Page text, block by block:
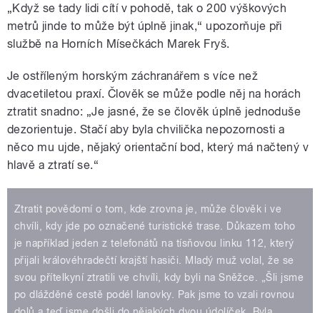
„Když se tady lidi cítí v pohodě, tak o 200 výškových
metrů jinde to může být úplně jinak,“ upozorňuje při
službě na Horních Mísečkách Marek Fryš.
Je ostříleným horským záchranářems více než
dvacetiletou praxí. Člověk se může podle něj na horách
ztratit snadno: „Je jasné, že se člověk úplně jednoduše
dezorientuje. Stačí aby byla chvilička nepozornosti a
něco mu ujde, nějaký orientační bod, který má načtený v
hlavě a ztratí se.“
Ztratit povědomí o tom, kde zrovna je, může člověk i ve
chvíli, kdy jde po označené turistické trase. Důkazem toho
je například jeden z telefonátů na tísňovou linku 112, který
přijali královéhradečtí krajští hasiči. Mladý muž volal, že se
svou přítelkyní ztratili ve chvíli, kdy byli na Sněžce. „Šli jsme
po dlážděné cestě podél lanovky. Pak jsme to vzali rovnou